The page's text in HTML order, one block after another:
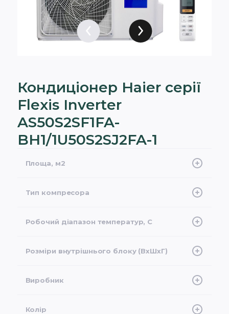
Кондиціонер Haier серії
Flexis Inverter
AS50S2SF1FA-
BH1/1U50S2SJ2FA-1
Площа, м2
Тип компресора
Робочий діапазон температур, С
обігріву -25 ... + 24 °C
Розміри внутрішнього блоку (ВхШхГ)
Виробник
Колір